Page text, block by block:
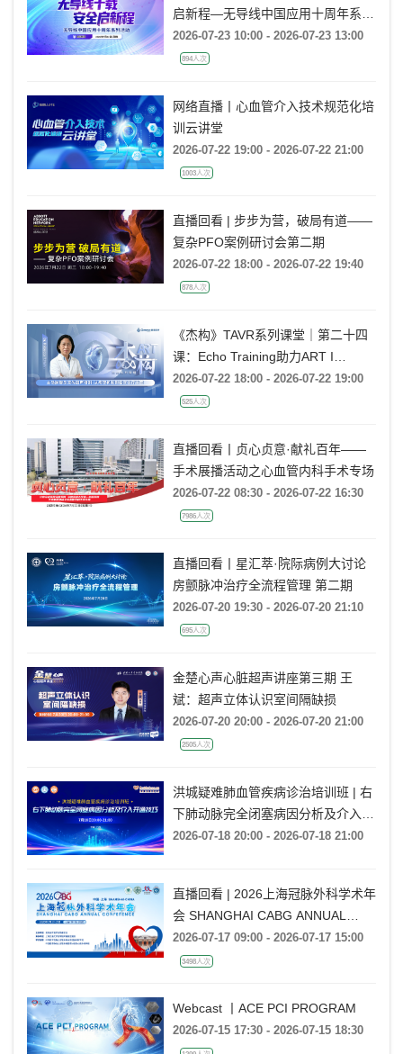
启新程—无导线中国应用十周年系列
活动
2026-07-23 10:00 - 2026-07-23 13:00
894人次
网络直播丨心血管介入技术规范化培
训云讲堂
2026-07-22 19:00 - 2026-07-22 21:00
1003人次
直播回看 | 步步为营，破局有道——
复杂PFO案例研讨会第二期
2026-07-22 18:00 - 2026-07-22 19:40
878人次
《杰构》TAVR系列课堂｜第二十四
课：Echo Training助力ART I
Rebecca T. Hahn教授《主动脉瓣反
流的超声培训：从病理机制到临床诊
2026-07-22 18:00 - 2026-07-22 19:00
525人次
直播回看丨贞心贞意·献礼百年——
手术展播活动之心血管内科手术专场
2026-07-22 08:30 - 2026-07-22 16:30
7986人次
直播回看丨星汇萃·院际病例大讨论
房颤脉冲治疗全流程管理 第二期
2026-07-20 19:30 - 2026-07-20 21:10
695人次
金楚心声心脏超声讲座第三期 王
斌：超声立体认识室间隔缺损
2026-07-20 20:00 - 2026-07-20 21:00
2505人次
洪城疑难肺血管疾病诊治培训班 | 右
下肺动脉完全闭塞病因分析及介入开
通技巧
2026-07-18 20:00 - 2026-07-18 21:00
直播回看 | 2026上海冠脉外科学术年
会 SHANGHAI CABG ANNUAL
CONFERENCE
2026-07-17 09:00 - 2026-07-17 15:00
3498人次
Webcast 丨ACE PCI PROGRAM
2026-07-15 17:30 - 2026-07-15 18:30